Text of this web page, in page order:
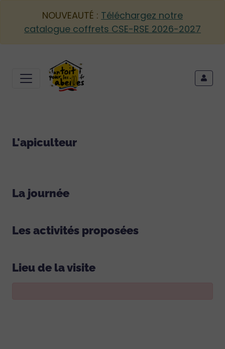
NOUVEAUTÉ : Téléchargez notre
catalogue coffrets CSE-RSE 2026-2027
L'apiculteur
La journée
Les activités proposées
Lieu de la visite